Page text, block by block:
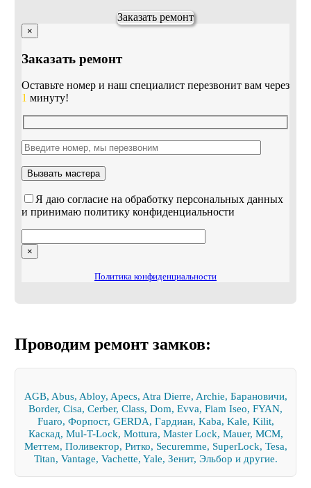
Заказать ремонт
×
Заказать ремонт
Оставьте номер и наш специалист перезвонит вам через
1 минуту!
Я даю согласие на обработку персональных данных
и принимаю политику конфиденциальности
×
Политика конфиденциальности
Проводим ремонт замков:
AGB, Abus, Abloy, Apecs, Atra Dierre, Archie, Барановичи,
Border, Cisa, Cerber, Class, Dom, Evva, Fiam Iseo, FYAN,
Fuaro, Форпост, GERDA, Гардиан, Kaba, Kale, Kilit,
Каскад, Mul-T-Lock, Mottura, Master Lock, Mauer, MCM,
Меттем, Поливектор, Ритко, Securemme, SuperLock, Tesa,
Titan, Vantage, Vachette, Yale, Зенит, Эльбор и другие.